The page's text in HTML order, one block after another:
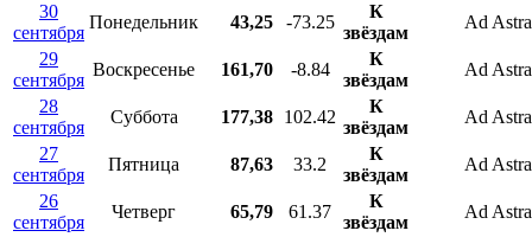
30
сентября
Понедельник 43,25 -73.25
К
звёздам
Ad Astra
29
сентября
Воскресенье 161,70 -8.84
К
звёздам
Ad Astra
28
сентября
Суббота 177,38 102.42
К
звёздам
Ad Astra
27
сентября
Пятница 87,63 33.2
К
звёздам
Ad Astra
26
сентября
Четверг 65,79 61.37
К
звёздам
Ad Astra